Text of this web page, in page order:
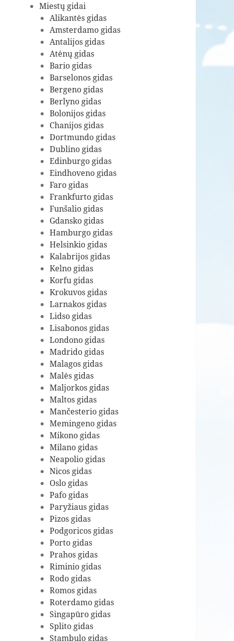
Miestų gidai
Alikantės gidas
Amsterdamo gidas
Antalijos gidas
Atėnų gidas
Bario gidas
Barselonos gidas
Bergeno gidas
Berlyno gidas
Bolonijos gidas
Chanijos gidas
Dortmundo gidas
Dublino gidas
Edinburgo gidas
Eindhoveno gidas
Faro gidas
Frankfurto gidas
Funšalio gidas
Gdansko gidas
Hamburgo gidas
Helsinkio gidas
Kalabrijos gidas
Kelno gidas
Korfu gidas
Krokuvos gidas
Larnakos gidas
Lidso gidas
Lisabonos gidas
Londono gidas
Madrido gidas
Malagos gidas
Malės gidas
Maljorkos gidas
Maltos gidas
Mančesterio gidas
Memingeno gidas
Mikono gidas
Milano gidas
Neapolio gidas
Nicos gidas
Oslo gidas
Pafo gidas
Paryžiaus gidas
Pizos gidas
Podgoricos gidas
Porto gidas
Prahos gidas
Riminio gidas
Rodo gidas
Romos gidas
Roterdamo gidas
Singapūro gidas
Splito gidas
Stambulo gidas